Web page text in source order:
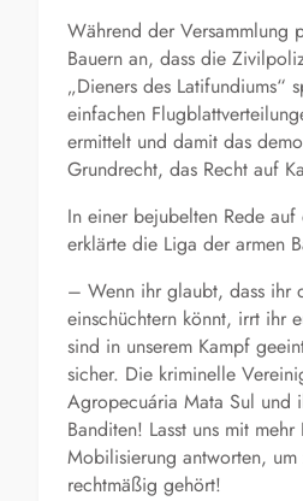
Während der Versammlung
Bauern an, dass die
„Dieners des Latifundiums“
einfachen
ermittelt und damit das
Grundrecht, das Recht auf
In einer bejubelten Rede auf
erklärte die Liga der armen
– Wenn ihr glaubt, dass ihr
einschüchtern könnt, irrt ihr
sind in unserem Kampf
sicher. Die kriminelle
Agropecuária Mata Sul und
Banditen! Lasst uns mit
Mobilisierung antworten,
rechtmäßig gehört!